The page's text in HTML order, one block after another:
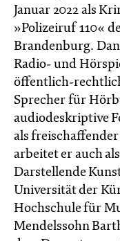
Januar 2022 als
»Polizeiruf 110«
Brandenburg.
Radio- und
öffentlich-
Sprecher für
audiodeskriptive
als
arbeitet er auch
Darstellende
Universität der
Hochschule für
Mendelssohn